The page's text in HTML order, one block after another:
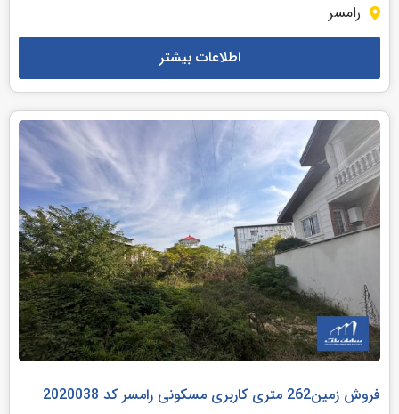
رامسر
اطلاعات بیشتر
فروش زمین262 متری کاربری مسکونی رامسر کد 2020038